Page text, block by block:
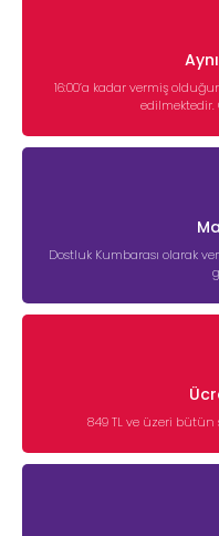
Mineral açısından zengin
sağlığı açısından oldukça
16:00’a kadar vermiş
edilmektedir.
Dostluk Kumbarası olarak
849 TL ve üzeri